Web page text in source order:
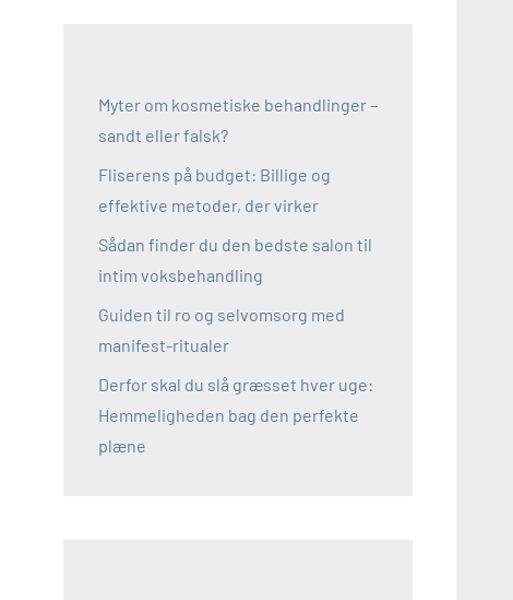
Myter om kosmetiske behandlinger –
sandt eller falsk?
Fliserens på budget: Billige og
effektive metoder, der virker
Sådan finder du den bedste salon til
intim voksbehandling
Guiden til ro og selvomsorg med
manifest-ritualer
Derfor skal du slå græsset hver uge:
Hemmeligheden bag den perfekte
plæne